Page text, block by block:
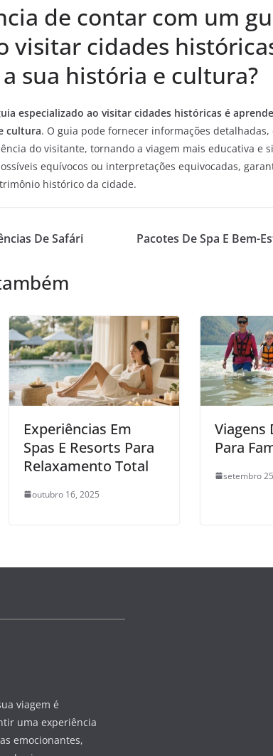
de contar com um
visitar cidades
sua história e cultura?
especializado ao visitar cidades históricas é
cultura. O guia pode fornecer informações detalhadas,
do visitante, tornando a viagem mais educativa e
equívocos ou interpretações equivocadas,
histórico da cidade.
De Safári Pacotes De Spa E Bem-
Experiências Em
Spas E Resorts Para
Relaxamento Total
outubro 16, 2025
Viagens
Para
setembro
viagem é
uma experiência
emocionantes,